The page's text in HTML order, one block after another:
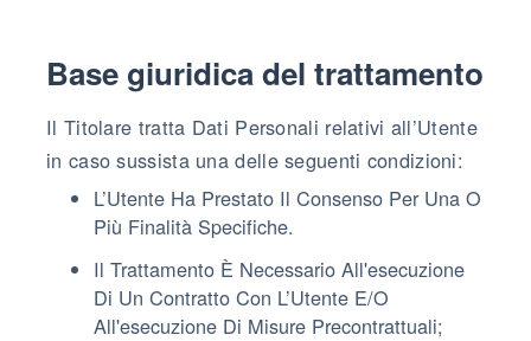
Base giuridica del trattamento
Il Titolare tratta Dati Personali relativi all’Utente
in caso sussista una delle seguenti condizioni:
L’Utente Ha Prestato Il Consenso Per Una O
Più Finalità Specifiche.
Il Trattamento È Necessario All'esecuzione
Di Un Contratto Con L’Utente E/o
All'esecuzione Di Misure Precontrattuali;